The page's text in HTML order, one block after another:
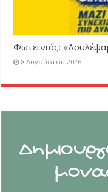
Φωτεινιάς:
8 Αυγούστου 2026